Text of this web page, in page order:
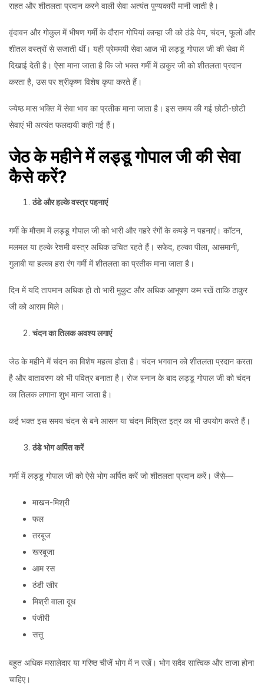
राहत और शीतलता प्रदान करने वाली सेवा अत्यंत पुण्यकारी मानी जाती है।
वृंदावन और गोकुल में भीषण गर्मी के दौरान गोपियां कान्हा जी को ठंडे पेय, चंदन, फूलों और
शीतल वस्त्रों से सजाती थीं। यही प्रेममयी सेवा आज भी लड्डू गोपाल जी की सेवा में
दिखाई देती है। ऐसा माना जाता है कि जो भक्त गर्मी में ठाकुर जी को शीतलता प्रदान
करता है, उस पर श्रीकृष्ण विशेष कृपा करते हैं।
ज्येष्ठ मास भक्ति में सेवा भाव का प्रतीक माना जाता है। इस समय की गई छोटी-छोटी
सेवाएं भी अत्यंत फलदायी कही गई हैं।
जेठकेमहीनेमेंलड्डूगोपालजीकीसेवा
कैसेकरें?
ठंडेऔरहल्केवस्त्रपहनाएं
गर्मी के मौसम में लड्डू गोपाल जी को भारी और गहरे रंगों के कपड़े न पहनाएं। कॉटन,
मलमल या हल्के रेशमी वस्त्र अधिक उचित रहते हैं। सफेद, हल्का पीला, आसमानी,
गुलाबी या हल्का हरा रंग गर्मी में शीतलता का प्रतीक माना जाता है।
दिन में यदि तापमान अधिक हो तो भारी मुकुट और अधिक आभूषण कम रखें ताकि ठाकुर
जी को आराम मिले।
चंदनकातिलकअवश्यलगाएं
जेठ के महीने में चंदन का विशेष महत्व होता है। चंदन भगवान को शीतलता प्रदान करता
है और वातावरण को भी पवित्र बनाता है। रोज स्नान के बाद लड्डू गोपाल जी को चंदन
का तिलक लगाना शुभ माना जाता है।
कई भक्त इस समय चंदन से बने आसन या चंदन मिश्रित इत्र का भी उपयोग करते हैं।
ठंडेभोगअर्पितकरें
गर्मी में लड्डू गोपाल जी को ऐसे भोग अर्पित करें जो शीतलता प्रदान करें। जैसे—
माखन-मिश्री
फल
तरबूज
खरबूजा
आम रस
ठंडी खीर
मिश्री वाला दूध
पंजीरी
सत्तू
बहुत अधिक मसालेदार या गरिष्ठ चीजें भोग में न रखें। भोग सदैव सात्विक और ताजा होना
चाहिए।